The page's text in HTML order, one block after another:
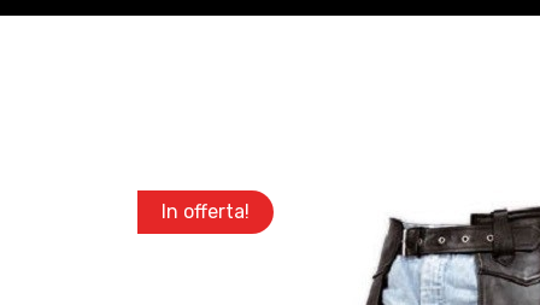
In offerta!